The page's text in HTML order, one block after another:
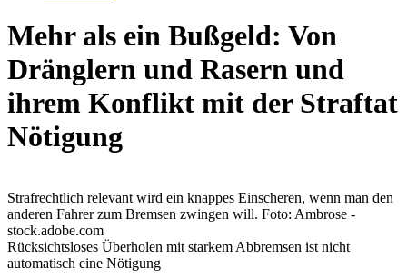
Mehr als ein Bußgeld: Von
Dränglern und Rasern und
ihrem Konflikt mit der Straftat
Nötigung
Strafrechtlich relevant wird ein knappes Einscheren, wenn man den
anderen Fahrer zum Bremsen zwingen will. Foto: Ambrose -
stock.adobe.com
Rücksichtsloses Überholen mit starkem Abbremsen ist nicht
automatisch eine Nötigung